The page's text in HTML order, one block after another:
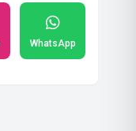
WhatsApp